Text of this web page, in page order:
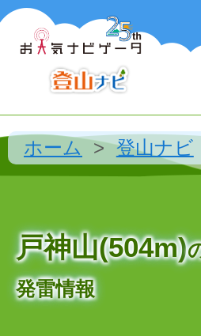
ホーム 登山ナビ
戸神山(504m)
発雷情報